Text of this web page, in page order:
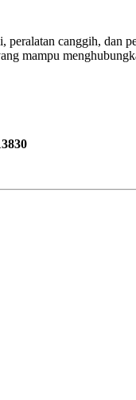
canggih, dan
mampu